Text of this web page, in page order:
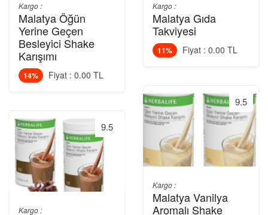
Kargo :
Malatya Öğün
Yerine Geçen
Besleyici Shake
Karışımı
14% Fiyat : 0.00 TL
9.5
Kargo :
Kargo :
Malatya Gıda
Takviyesi
11% Fiyat : 0.00 TL
9.5
Kargo :
Malatya Vanilya
Aromalı Shake